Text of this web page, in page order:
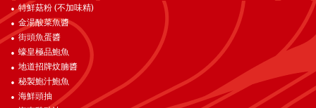
特鮮菇粉 (不加味精)
金湯酸菜魚醬
街頭魚蛋醬
蠔皇極品鮑魚
地道招牌炆腩醬
秘製鮑汁鮑魚
海鮮頭抽